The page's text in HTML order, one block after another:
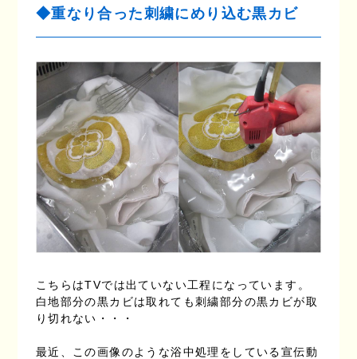
◆重なり合った刺繍にめり込む黒カビ
こちらはTVでは出ていない工程になっています。
白地部分の黒カビは取れても刺繍部分の黒カビが取
り切れない・・・
最近、この画像のような浴中処理をしている宣伝動